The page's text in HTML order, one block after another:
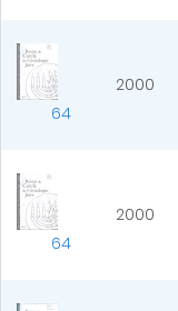
64
2000
64
2000